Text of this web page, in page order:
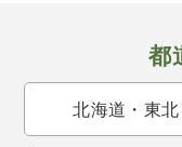
都
北海道・東北